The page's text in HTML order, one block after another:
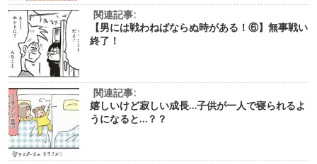
関連記事:
【男には戦わねばならぬ時がある！⑥】無事戦い
終了！
関連記事:
嬉しいけど寂しい成長…子供が一人で寝られるよ
うになると…？？